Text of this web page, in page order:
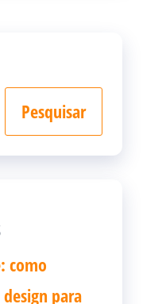
Pesquisar
como
para